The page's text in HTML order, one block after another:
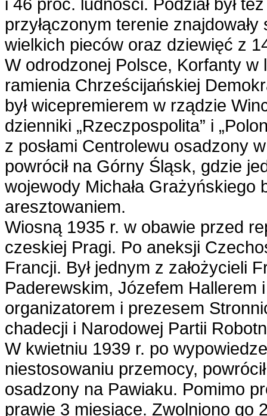
przyłączonym terenie
wielkich pieców oraz dziewięć z
W odrodzonej Polsce, Korfanty w
ramienia Chrześcijańskiej
był wicepremierem w rządzie
dzienniki „Rzeczpospolita” i
z posłami Centrolewu osadzony
powrócił na Górny Śląsk, gdzie
wojewody Michała Grażyńskiego
aresztowaniem.
Wiosną 1935 r. w obawie przed
czeskiej Pragi. Po aneksji
Francji. Był jednym z założycieli
Paderewskim, Józefem Hallerem
organizatorem i prezesem
chadecji i Narodowej Partii
W kwietniu 1939 r. po
niestosowaniu przemocy,
osadzony na Pawiaku. Pomimo
prawie 3 miesiące. Zwolniono go